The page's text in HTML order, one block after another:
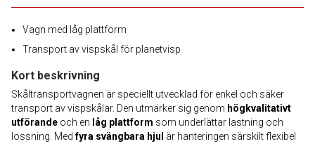
Vagn med låg plattform
Transport av vispskål för planetvisp
Kort beskrivning
Skåltransportvagnen är speciellt utvecklad för enkel och säker
transport av vispskålar. Den utmärker sig genom högkvalitativt
utförande och en låg plattform som underlättar lastning och
lossning. Medfyra svängbara hjul är hanteringen särskilt flexibel